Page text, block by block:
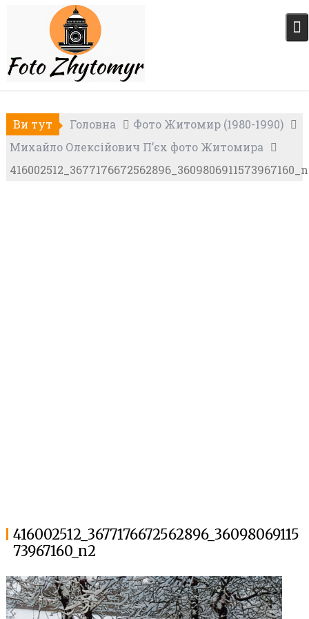
Ви тут Головна
Фото Житомир (1980-1990)
Михайло Олексійович П’єх фото Житомира
416002512_3677176672562896_36098069115
73967160_n2